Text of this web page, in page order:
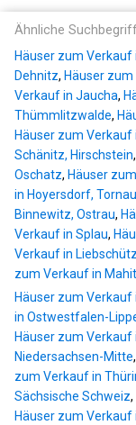
Ähnliche
Häuser zum Verkauf
Dehnitz, Häuser
Verkauf in Jaucha,
Thümmlitzwalde,
Häuser zum Verkauf
Schänitz, Hirschstein,
Oschatz, Häuser
in Hoyersdorf,
Binnewitz, Ostrau,
Verkauf in Splau,
Verkauf in
zum Verkauf in
Häuser zum Verkauf
in Ostwestfalen-
Häuser zum Verkauf
Niedersachsen-Mitte,
zum Verkauf in
Sächsische Schweiz,
Häuser zum